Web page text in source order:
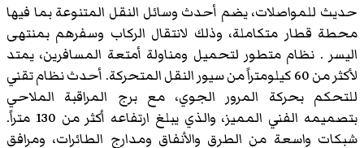
حديث للمواصلات، يضم أحدث وسائل النقل المتنوعة بما فيها
محطة قطار متكاملة، وذلك لانتقال الركاب وسفرهم بمنتهى
اليسر . نظام متطور لتحميل ومناولة أمتعة المسافرين، يمتد
لأكثر من 60 كيلومتراً من سيور النقل المتحركة. أحدث نظام تقني
للتحكم بحركة المرور الجوي، مع برج المراقبة الملاحي
بتصميمه الفني المميز، والذي يبلغ ارتفاعه أكثر من 130 متراً.
شبكات واسعة من الطرق والأنفاق ومدارج الطائرات، ومرافق